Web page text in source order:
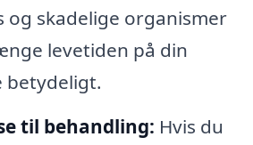
og skadelige organismer
levetiden på din
til behandling: Hvis du